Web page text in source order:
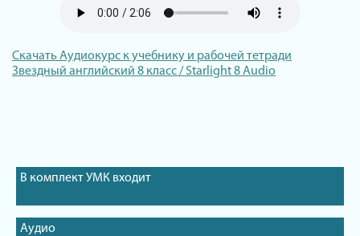
Скачать Аудиокурс к учебнику и рабочей тетради
Звездный английский 8 класс / Starlight 8 Audio
В комплект УМК входит
Аудио